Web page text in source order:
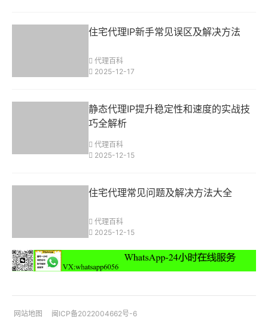
住宅代理IP新手常见误区及解决方法
代理百科
2025-12-17
静态代理IP提升稳定性和速度的实战技
巧全解析
代理百科
2025-12-15
住宅代理常见问题及解决方法大全
代理百科
2025-12-15
网站地图 闽ICP备2022004662号-6